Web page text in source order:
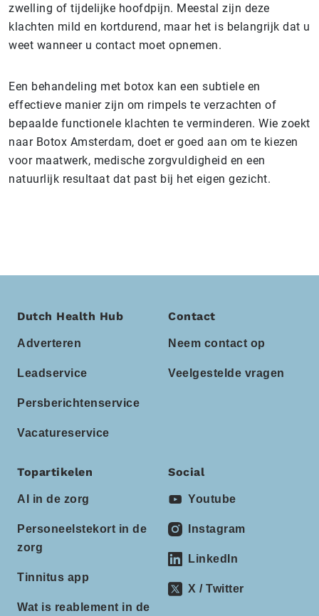
zwelling of tijdelijke hoofdpijn. Meestal zijn deze
klachten mild en kortdurend, maar het is belangrijk dat u
weet wanneer u contact moet opnemen.
Een behandeling met botox kan een subtiele en
effectieve manier zijn om rimpels te verzachten of
bepaalde functionele klachten te verminderen. Wie zoekt
naar Botox Amsterdam, doet er goed aan om te kiezen
voor maatwerk, medische zorgvuldigheid en een
natuurlijk resultaat dat past bij het eigen gezicht.
Dutch Health Hub
Adverteren
Leadservice
Persberichtenservice
Vacatureservice
Contact
Neem contact op
Veelgestelde vragen
Topartikelen
AI in de zorg
Personeelstekort in de
zorg
Tinnitus app
Wat is reablement in de
Social
Youtube
Instagram
LinkedIn
X / Twitter